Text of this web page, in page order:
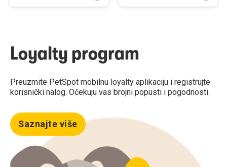
Loyalty program
Preuzmite PetSpot mobilnu loyalty aplikaciju i registrujte
korisnički nalog. Očekuju vas brojni popusti i pogodnosti.
Saznajte više